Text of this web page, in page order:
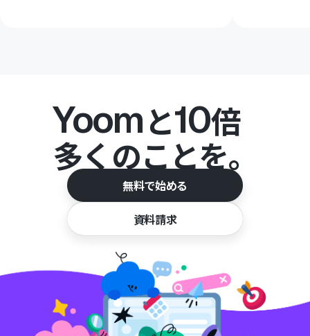
Yoomと10倍
多くのことを。
無料で始める
資料請求